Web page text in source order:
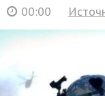
00:00